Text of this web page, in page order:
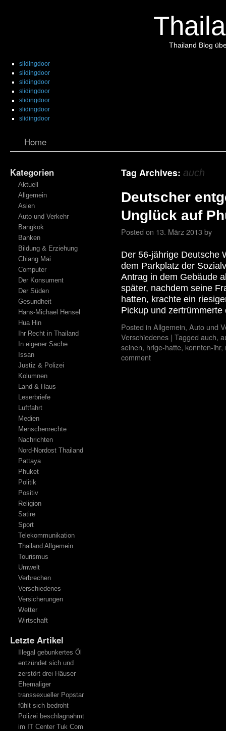
Thailand Blog
slidingdoor
slidingdoor
slidingdoor
slidingdoor
slidingdoor
slidingdoor
slidingdoor
Home
Kategorien
Aktuell
Allgemein
Asien
Auto und Verkehr
Bangkok
Banken
Bildung & Erziehung
Chiang Mai
Computer
Der Konsument
Der Süden
Gesundheit
Hans-Michael Hensel
Hua Hin
Ihr Recht in Thailand
In eigener Sache
Issan
Justiz & Polizei
Kolumnen
Land & Haus
Leserbriefe
Luftfahrt
Medien
Menschenrechte
Nachrichten
Nord-Nordost Thailand
Pattaya
Phuket
Politik
Positiv
Religion
Satire
Sport
Telekommunikation
Thailand Allgemein
Tourismus
Umwelt
Verbrechen
Verschiedenes
Versicherungen
Wetter
Wirtschaft
Letzte Artikel
Illegal gebunkertes Öl
entzündet sich und
zerstört drei Häuser
Ehemaliger
transsexueller Popstar
fühlt sich bedroht
Polizei beschlagnahmt
im IT Center Tuk Com
Tag Archives: auch
Deutscher
Unglück auf
Posted on 13. März 2013 by
Der 56-jährige Deutsche
dem Parkplatz der
Antrag in dem Gebäude
später, nachdem seine
hatten, krachte ein
Pickup und
Posted in Allgemein, Auto und
Verschiedenes | Tagged auch,
seinen, hrige-hatte, konnten-ihr,
comment